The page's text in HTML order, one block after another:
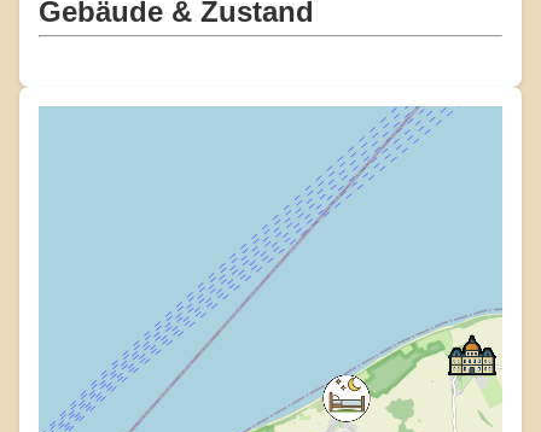
Gebäude & Zustand